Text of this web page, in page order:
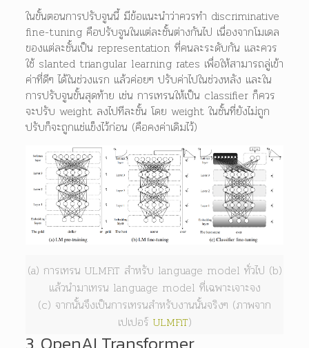
ในขั้นตอนการปรับจูนนี้ มีข้อแนะนำว่าควรทำ discriminative
fine-tuning คือปรับจูนในแต่ละชั้นต่างกันไป เนื่องจากโมเดล
ของแต่ละชั้นเป็น representation ที่คนละระดับกัน และควร
ใช้ slanted triangular learning rates เพื่อให้สามารถลู่เข้า
ค่าที่ดีๆ ได้ในช่วงแรก แล้วค่อยๆ ปรับค่าไปในช่วงหลัง และใน
การปรับจูนขั้นสุดท้าย เช่น การเทรนให้เป็น classifier ก็ควร
จะปรับ weight ลงไปทีละชั้น โดย weight ในชั้นที่ยังไม่ถูก
ปรับก็จะถูกแช่แข็งไว้ก่อน (คือคงค่าเดิมไว้)
(a) การเทรน ULMFiT สำหรับ language model ทั่วไป (b)
แล้วนำมาเทรน language model ที่เฉพาะเจาะจง
(c) จากนั้นจึงเป็นการเทรนสำหรับงานนั้นจริงๆ (ภาพจาก
เปเปอร์ ULMFiT)